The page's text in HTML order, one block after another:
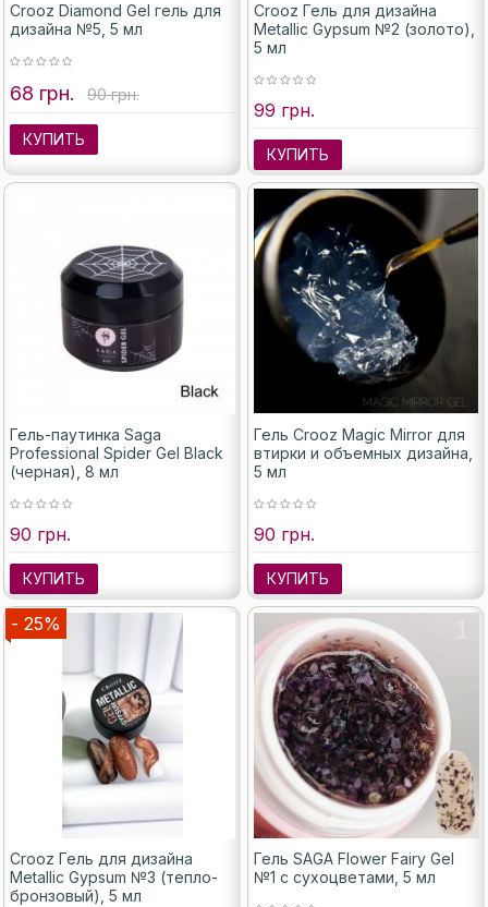
Crooz Diamond Gel гель для
дизайна №5, 5 мл
68 грн. 90 грн.
КУПИТЬ
Crooz Гель для дизайна
Metallic Gypsum №2 (золото),
5 мл
99 грн.
КУПИТЬ
Гель-паутинка Saga
Professional Spider Gel Black
(черная), 8 мл
90 грн.
КУПИТЬ
Гель Crooz Magic Mirror для
втирки и объемных дизайна,
5 мл
90 грн.
КУПИТЬ
- 25%
Crooz Гель для дизайна
Metallic Gypsum №3 (тепло-
бронзовый), 5 мл
Гель SAGA Flower Fairy Gel
№1 с сухоцветами, 5 мл